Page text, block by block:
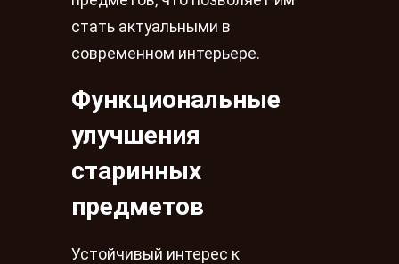
стать актуальными в
современном интерьере.
Функциональные
улучшения
старинных
предметов
Устойчивый интерес к